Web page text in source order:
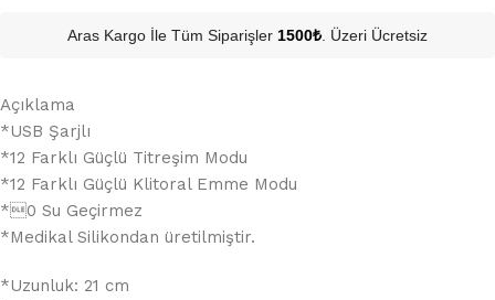
Aras Kargo İle Tüm Siparişler 1500₺ . Üzeri Ücretsiz
Açıklama
*USB Şarjlı
*12 Farklı Güçlü Titreşim Modu
*12 Farklı Güçlü Klitoral Emme Modu
*0 Su Geçirmez
*Medikal Silikondan üretilmiştir.
*Uzunluk: 21 cm